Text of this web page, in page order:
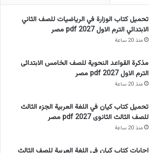
تحميل كتاب الوزارة في الرياضيات للصف الثاني
الابتدائي الترم الاول 2027 pdf مصر
منذ 20 ساعة
مذكرة القواعد النحوية للصف الخامس الابتدائى
الترم الاول 2027 pdf مصر
منذ 20 ساعة
تحميل كتاب كيان في اللغة العربية الجزء الثالث
للصف الثالث الثانوى 2027 pdf مصر
منذ 20 ساعة